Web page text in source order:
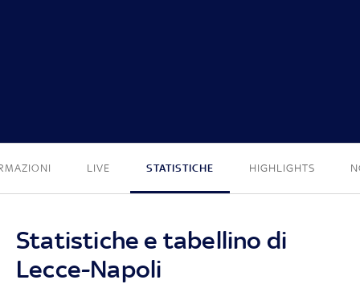
LIVE STATISTICHE HIGHLIGHTS
Statistiche e tabellino di
Lecce-Napoli